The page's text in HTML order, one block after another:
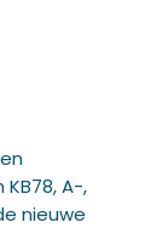
A-,
nieuwe